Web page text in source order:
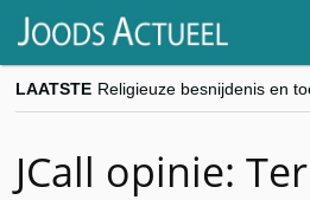
LAATSTE
JCall opinie: